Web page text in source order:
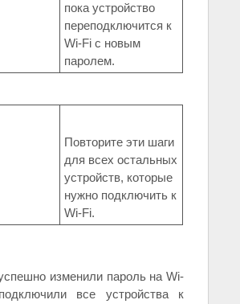
пока устройство
переподключится к
Wi-Fi с новым
паролем.
Повторите эти шаги
для всех остальных
устройств, которые
нужно подключить к
Wi-Fi.
изменили пароль на Wi-
все устройства к